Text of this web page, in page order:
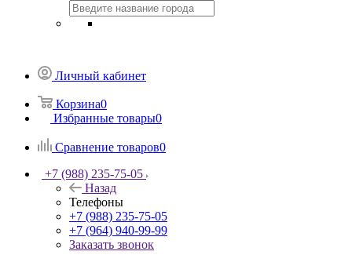
Личный кабинет
Корзина0
Избранные товары0
Сравнение товаров0
+7 (988) 235-75-05
Назад
Телефоны
+7 (988) 235-75-05
+7 (964) 940-99-99
Заказать звонок